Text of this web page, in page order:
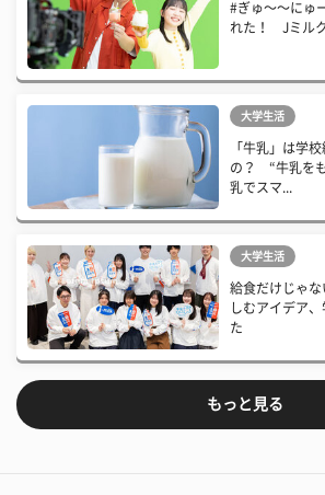
#ぎゅ〜〜にゅ
れた！ Jミル
大学生活
「牛乳」は学
の？ “牛乳を
乳でスマ...
大学生活
給食だけじゃ
しむアイデア
た
もっと見る